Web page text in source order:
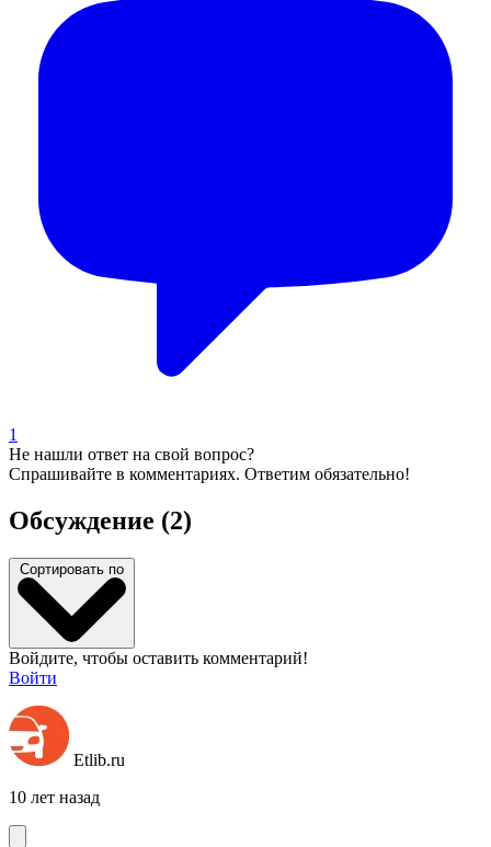
1
Не нашли ответ на свой вопрос?
Спрашивайте в комментариях. Ответим обязательно!
Обсуждение (2)
Сортировать по
Войдите, чтобы оставить комментарий!
Войти
Etlib.ru
10 лет назад